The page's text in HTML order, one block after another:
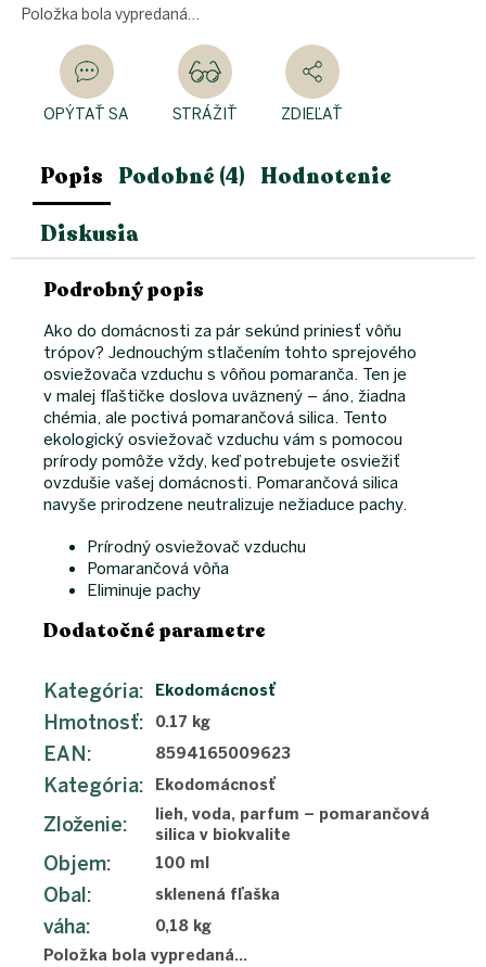
Položka bola vypredaná…
OPÝTAŤ SA STRÁŽIŤ ZDIEĽAŤ
Popis Podobné (4) Hodnotenie
Diskusia
Podrobný popis
Ako do domácnosti za pár sekúnd priniesť vôňu
trópov? Jednouchým stlačením tohto sprejového
osviežovača vzduchu s vôňou pomaranča. Ten je
v malej fľaštičke doslova uväznený – áno, žiadna
chémia, ale poctivá pomarančová silica. Tento
ekologický osviežovač vzduchu vám s pomocou
prírody pomôže vždy, keď potrebujete osviežiť
ovzdušie vašej domácnosti. Pomarančová silica
navyše prirodzene neutralizuje nežiaduce pachy.
Prírodný osviežovač vzduchu
Pomarančová vôňa
Eliminuje pachy
Dodatočné parametre
Kategória: Ekodomácnosť
Hmotnosť: 0.17 kg
EAN: 8594165009623
Kategória: Ekodomácnosť
Zloženie:
lieh, voda, parfum – pomarančová
silica v biokvalite
Objem: 100 ml
Obal: sklenená fľaška
váha:
0,18 kg
Položka bola vypredaná…